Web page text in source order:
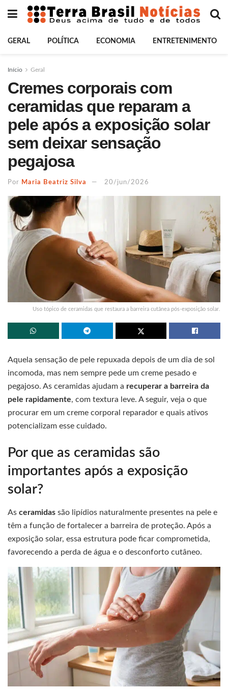
GERAL POLÍTICA ECONOMIA ENTRETENIMENTO
Início Geral
Cremes corporais com
ceramidas que reparam a
pele após a exposição solar
sem deixar sensação
pegajosa
Por Maria Beatriz Silva 20/jun/2026
Uso tópico de ceramidas que restaura a barreira cutânea pós-exposição solar.
Aquela sensação de pele repuxada depois de um dia de sol
incomoda, mas nem sempre pede um creme pesado e
pegajoso. As ceramidas ajudam a recuperar a barreira da
pele rapidamente, com textura leve. A seguir, veja o que
procurar em um creme corporal reparador e quais ativos
potencializam esse cuidado.
Por que as ceramidas são
importantes após a exposição
solar?
As ceramidas são lipídios naturalmente presentes na pele e
têm a função de fortalecer a barreira de proteção. Após a
exposição solar, essa estrutura pode ficar comprometida,
favorecendo a perda de água e o desconforto cutâneo.